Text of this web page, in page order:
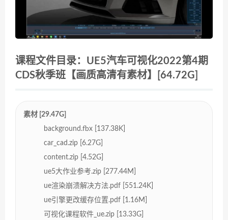
课程文件目录：UE5汽车可视化2022第4期
CDS秋季班【画质高清有素材】[64.72G]
素材 [29.47G]
background.fbx [137.38K]
car_cad.zip [6.27G]
content.zip [4.52G]
ue5大作业参考.zip [277.44M]
ue渲染崩溃解决方法.pdf [551.24K]
ue引擎更改缓存位置.pdf [1.16M]
可视化课程软件_ue.zip [13.33G]